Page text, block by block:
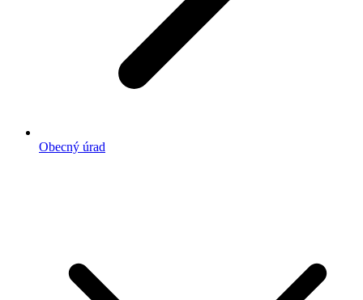
Obecný úrad